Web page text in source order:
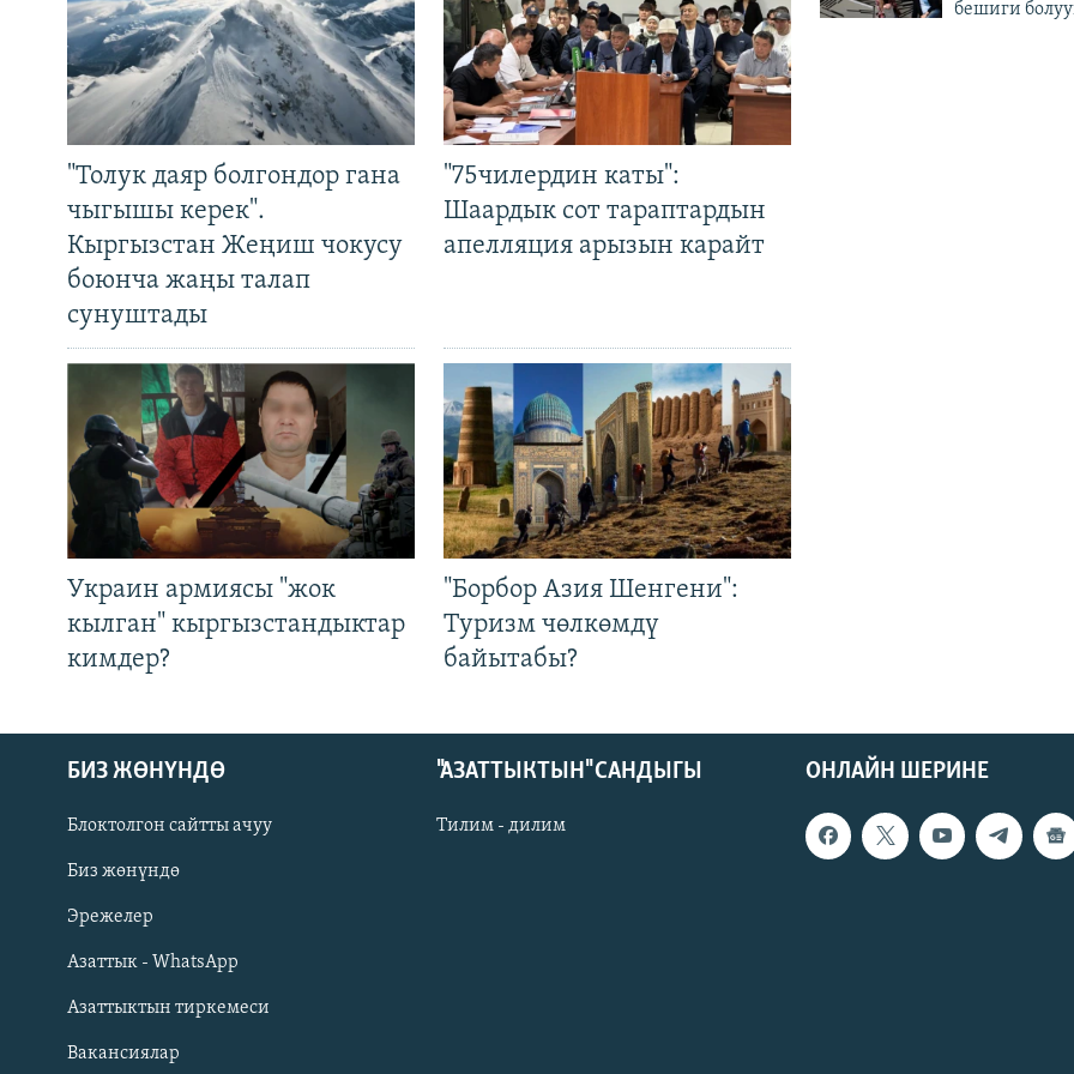
Русский
ОНЛАЙН ШЕРИНЕ
"Толук даяр болгондор гана
чыгышы керек".
Кыргызстан Жеңиш чокусу
боюнча жаңы талап
сунуштады
"75чилердин каты":
Шаардык сот тараптардын
апелляция арызын карайт
Украин армиясы "жок
кылган" кыргызстандыктар
кимдер?
"Борбор Азия Шенгени":
Туризм чөлкөмдү
байытабы?
бешиги
ОНЛАЙН ШЕРИНЕ
БИЗ ЖӨНҮНДӨ
Блоктолгон сайтты ачуу
Биз жөнүндө
Эрежелер
Азаттык - WhatsApp
Азаттыктын тиркемеси
Вакансиялар
"АЗАТТЫКТЫН" САНДЫГЫ
Тилим - дилим